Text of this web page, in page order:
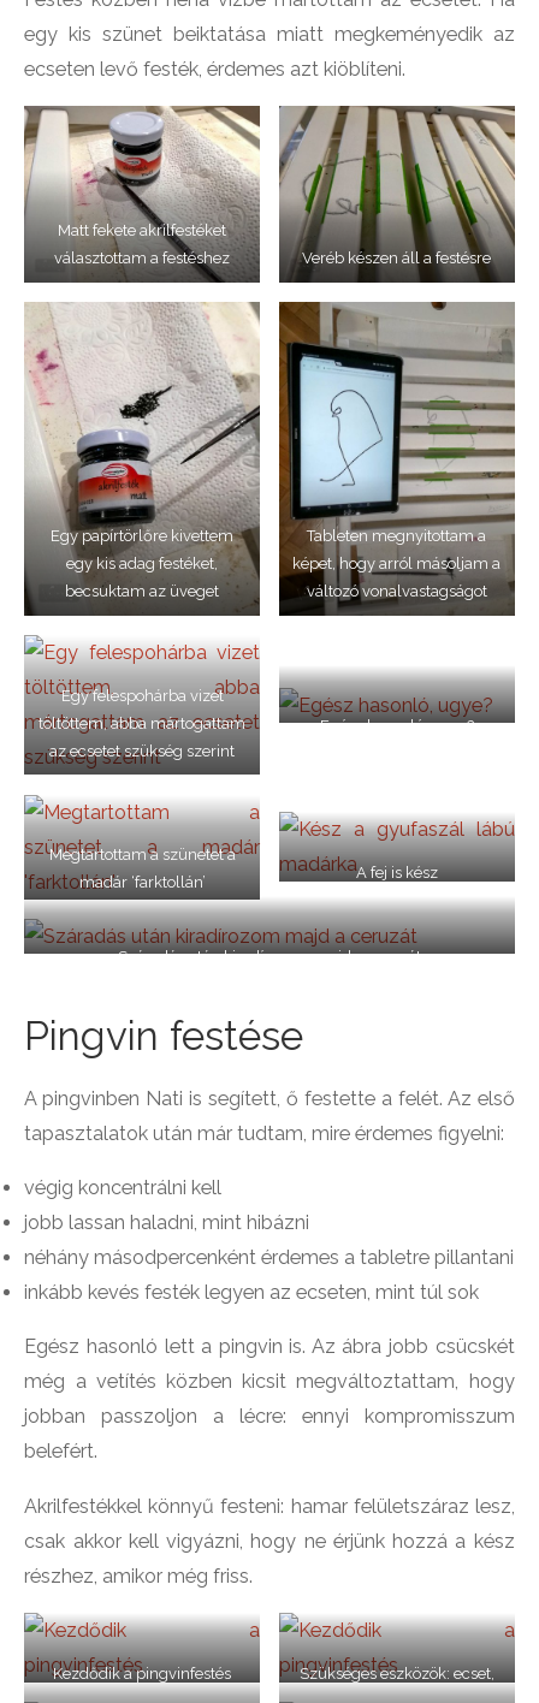
egy kis szünet beiktatása miatt megkeményedik az
ecseten levő festék, érdemes azt kiöblíteni.
Matt fekete akrilfestéket
választottam a festéshez
Veréb készen áll a festésre
Egy papírtörlőre kivettem
egy kis adag festéket,
becsuktam az üveget
Tableten megnyitottam a
képet, hogy arról másoljam a
változó vonalvastagságot
Egy felespohárba vizet
töltöttem, abba mártogattam
az ecsetet szükség szerint
Egész hasonló, ugye?
Megtartottam a szünetet a
madár ‘farktollán’
A fej is kész
Száradás után kiradírozom majd a ceruzát
Pingvin festése
A pingvinben Nati is segített, ő festette a felét. Az első
tapasztalatok után már tudtam, mire érdemes figyelni:
végig koncentrálni kell
jobb lassan haladni, mint hibázni
néhány másodpercenként érdemes a tabletre pillantani
inkább kevés festék legyen az ecseten, mint túl sok
Egész hasonló lett a pingvin is. Az ábra jobb csücskét
még a vetítés közben kicsit megváltoztattam, hogy
jobban passzoljon a lécre: ennyi kompromisszum
belefért.
Akrilfestékkel könnyű festeni: hamar felületszáraz lesz,
csak akkor kell vigyázni, hogy ne érjünk hozzá a kész
részhez, amikor még friss.
Kezdődik a pingvinfestés
Szükséges eszközök: ecset,